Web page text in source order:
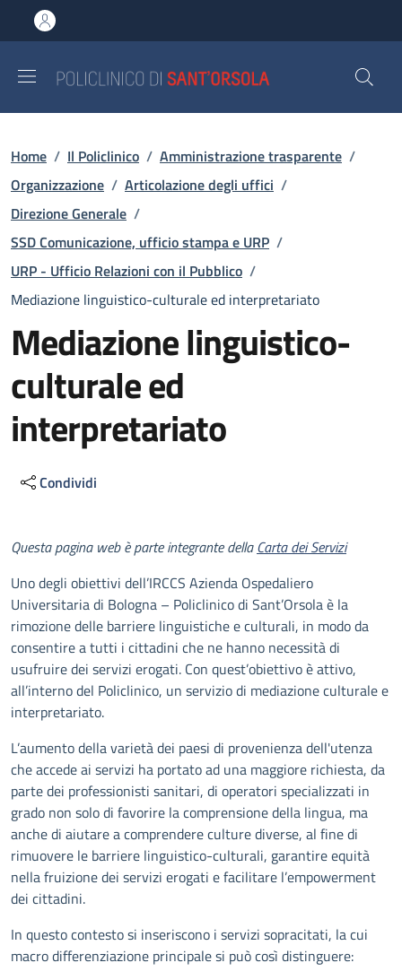
al contenuto principale
to footer content
Briciole di pane
Home / Il Policlinico / Amministrazione trasparente /
Organizzazione / Articolazione degli uffici /
Direzione Generale /
SSD Comunicazione, ufficio stampa e URP /
URP - Ufficio Relazioni con il Pubblico /
Mediazione linguistico-culturale ed interpretariato
Mediazione linguistico-
culturale ed
interpretariato
Condividi
Descrizione
Questa pagina web è parte integrante dellaCarta dei Servizi
Uno degli obiettivi dell’IRCCS Azienda Ospedaliero
Universitaria di Bologna – Policlinico di Sant’Orsola è la
rimozione delle barriere linguistiche e culturali, in modo da
consentire a tutti i cittadini che ne hanno necessità di
usufruire dei servizi erogati. Con quest’obiettivo è attivo,
all’interno del Policlinico, un servizio di mediazione culturale e
interpretariato.
L’aumento della varietà dei paesi di provenienza dell'utenza
che accede ai servizi ha portato ad una maggiore richiesta, da
parte dei professionisti sanitari, di operatori specializzati in
grado non solo di favorire la comprensione della lingua, ma
anche di aiutare a comprendere culture diverse, al fine di
rimuovere le barriere linguistico-culturali, garantire equità
nella fruizione dei servizi erogati e facilitare l’empowerment
dei cittadini.
In questo contesto si inseriscono i servizi sopracitati, la cui
macro differenziazione principale si può così distinguere: